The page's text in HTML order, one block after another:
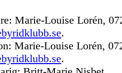
Marie-Louise Lorén,
.
Marie-Louise Lorén,
.